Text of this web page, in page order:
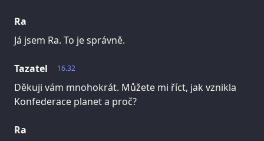
Ra
Já jsem Ra. To je správně.
16.32
Tazatel
Děkuji vám mnohokrát. Můžete mi říct, jak vznikla
Konfederace planet a proč?
Ra